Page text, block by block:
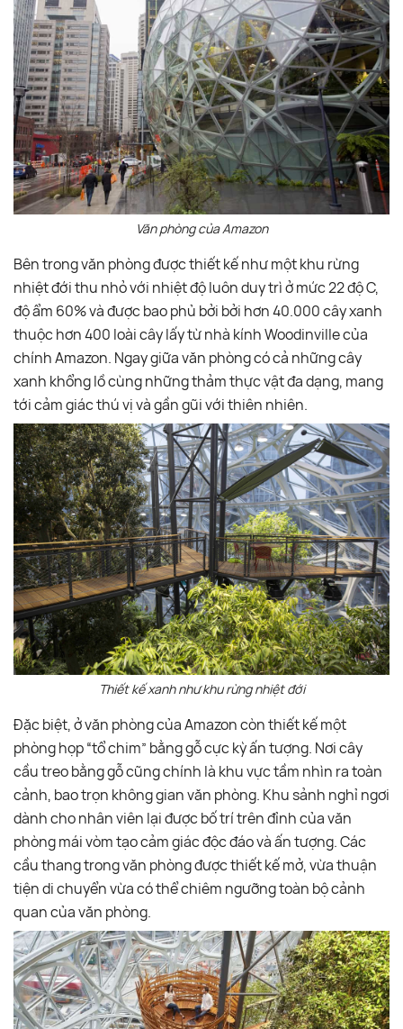
Văn phòng của Amazon
Bên trong văn phòng được thiết kế như một khu rừng
nhiệt đới thu nhỏ với nhiệt độ luôn duy trì ở mức 22 độ C,
độ ẩm 60% và được bao phủ bởi bởi hơn 40.000 cây xanh
thuộc hơn 400 loài cây lấy từ nhà kính Woodinville của
chính Amazon. Ngay giữa văn phòng có cả những cây
xanh khổng lồ cùng những thảm thực vật đa dạng, mang
tới cảm giác thú vị và gần gũi với thiên nhiên.
Thiết kế xanh như khu rừng nhiệt đới
Đặc biệt, ở văn phòng của Amazon còn thiết kế một
phòng họp “tổ chim” bằng gỗ cực kỳ ấn tượng. Nơi cây
cầu treo bằng gỗ cũng chính là khu vực tầm nhìn ra toàn
cảnh, bao trọn không gian văn phòng. Khu sảnh nghỉ ngơi
dành cho nhân viên lại được bố trí trên đỉnh của văn
phòng mái vòm tạo cảm giác độc đáo và ấn tượng. Các
cầu thang trong văn phòng được thiết kế mở, vừa thuận
tiện di chuyển vừa có thể chiêm ngưỡng toàn bộ cảnh
quan của văn phòng.